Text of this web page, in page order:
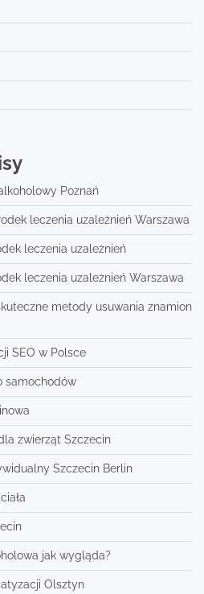
Poznań
leczenia uzależnień Warszawa
leczenia uzależnień
leczenia uzależnień Warszawa
metody usuwania znamion
SEO w Polsce
samochodów
zwierząt Szczecin
Szczecin Berlin
jak wygląda?
Olsztyn